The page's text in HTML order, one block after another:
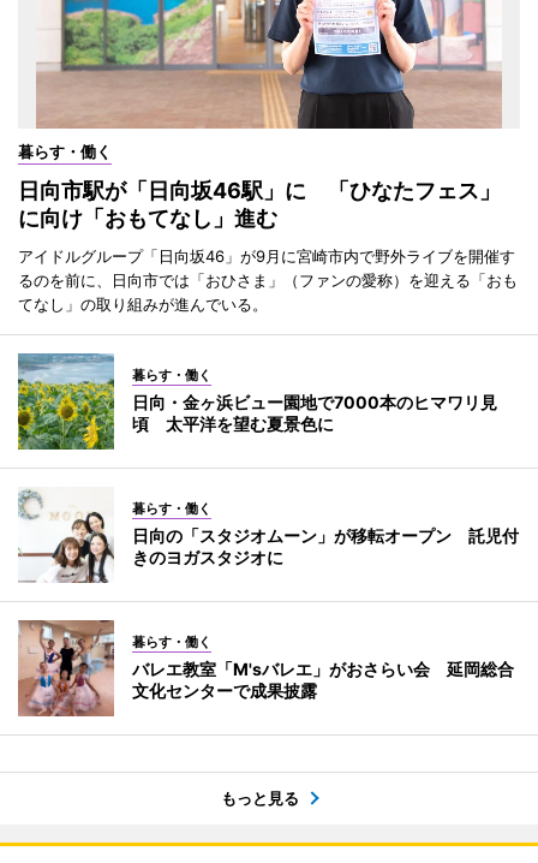
暮らす・働く
日向市駅が「日向坂46駅」に 「ひなたフェス」
に向け「おもてなし」進む
アイドルグループ「日向坂46」が9月に宮崎市内で野外ライブを開催す
るのを前に、日向市では「おひさま」（ファンの愛称）を迎える「おも
てなし」の取り組みが進んでいる。
暮らす・働く
日向・金ヶ浜ビュー園地で7000本のヒマワリ見
頃 太平洋を望む夏景色に
暮らす・働く
日向の「スタジオムーン」が移転オープン 託児付
きのヨガスタジオに
暮らす・働く
バレエ教室「M'sバレエ」がおさらい会 延岡総合
文化センターで成果披露
もっと見る